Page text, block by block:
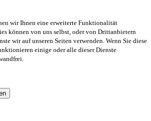
wir Ihnen eine erweiterte Funktionalität
können von uns selbst, oder von Drittanbietern
wir auf unseren Seiten verwenden. Wenn Sie diese
einige oder alle dieser Dienste